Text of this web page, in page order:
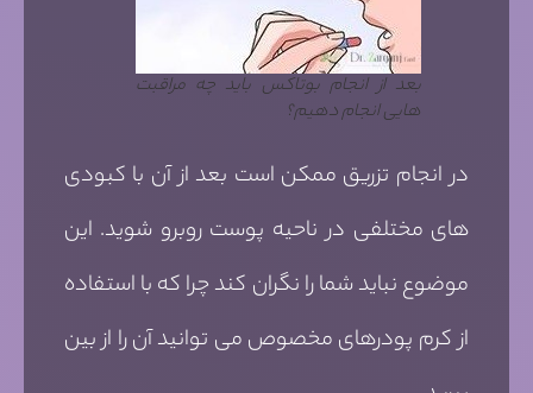
بعد از انجام بوتاکس باید چه مراقبت
هایی انجام دهیم؟
در انجام تزریق ممکن است بعد از آن با کبودی
های مختلفی در ناحیه پوست روبرو شوید. این
موضوع نباید شما را نگران کند چرا که با استفاده
از کرم پودرهای مخصوص می توانید آن را از بین